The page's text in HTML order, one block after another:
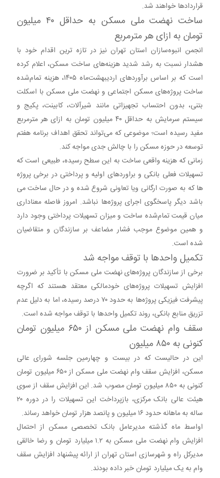
قراردادها خواهند شد.
ساخت نهضت ملی مسکن به حداقل ۴۰ میلیون
تومان به ازای هر مترمربع
انجمن انبوه‌سازان استان تهران نیز در تازه ترین اقدام خود با
هشدار نسبت به رشد شدید هزینه‌های ساخت مسکن، اعلام کرده
است که بر اساس برآوردهای اردیبهشت‌ماه ۱۴۰۵، هزینه تمام‌شده
ساخت پروژه‌های مسکن اجتماعی و نهضت ملی مسکن با اسکلت
بتنی، بدون احتساب تجهیزاتی مانند شیرآلات، کابینت، پکیج و
سیستم سرمایش به حداقل ۴۰ میلیون تومان به ازای هر مترمربع
مفید رسیده است؛ موضوعی که می‌تواند تحقق اهداف برنامه هفتم
توسعه در حوزه مسکن را با چالش جدی مواجه کند.
زمانی که هزینه واقعی ساخت به این سطح رسیده، طبیعی است که
تسهیلات فعلی بانکی و براوردهای اولیه و پرداختی در برخی پروژه
ها که به صورت ارگانی ویا تعاونی شروع شده و در حال ساخت می
باشد دیگر پاسخگوی اجرای پروژه‌ها نباشد. امروز فاصله معناداری
میان قیمت تمام‌شده ساخت و میزان تسهیلات پرداختی وجود دارد
و همین موضوع موجب فشار مضاعف بر سازندگان و متقاضیان
شده است.
تکمیل واحدها با توقف مواجه شد
برخی از سازندگان پروژه‌های نهضت ملی مسکن با تأکید بر ضرورت
افزایش تسهیلات پروژه‌های خودمالکی معتقد هستند که اگرچه
پیشرفت فیزیکی پروژه‌ها به حدود ۷۰ درصد رسیده، اما به دلیل عدم
تزریق منابع بانکی، روند تکمیل واحدها با توقف مواجه شده است.
سقف وام نهضت ملی مسکن از ۶۵۰ میلیون تومان
کنونی به ۸۵۰ میلیون
این در حالیست که در بیست و چهارمین جلسه شورای عالی
مسکن، افزایش سقف وام نهضت ملی مسکن از ۶۵۰ میلیون تومان
کنونی به ۸۵۰ میلیون تومان مصوب شد. این افزایش سقف از سوی
هیئت عالی بانک مرکزی، بازپرداخت این تسهیلات را در دوره ۲۰
ساله به ماهانه حدود ۱۶ میلیون و پانصد هزار تومان خواهد رساند.
اواسط ماه گذشته مدیرعامل بانک تخصصی مسکن از احتمال
افزایش وام نهضت ملی مسکن به ۱.۲ میلیارد تومان و رضا خالقی
مدیرکل راه و شهرسازی استان تهران از ارائه پیشنهاد افزایش سقف
وام به یک میلیارد تومان خبر داده بودند.